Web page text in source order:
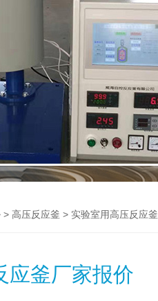
> 高压反应釜 > 实验室用高压反应
应釜厂家报价